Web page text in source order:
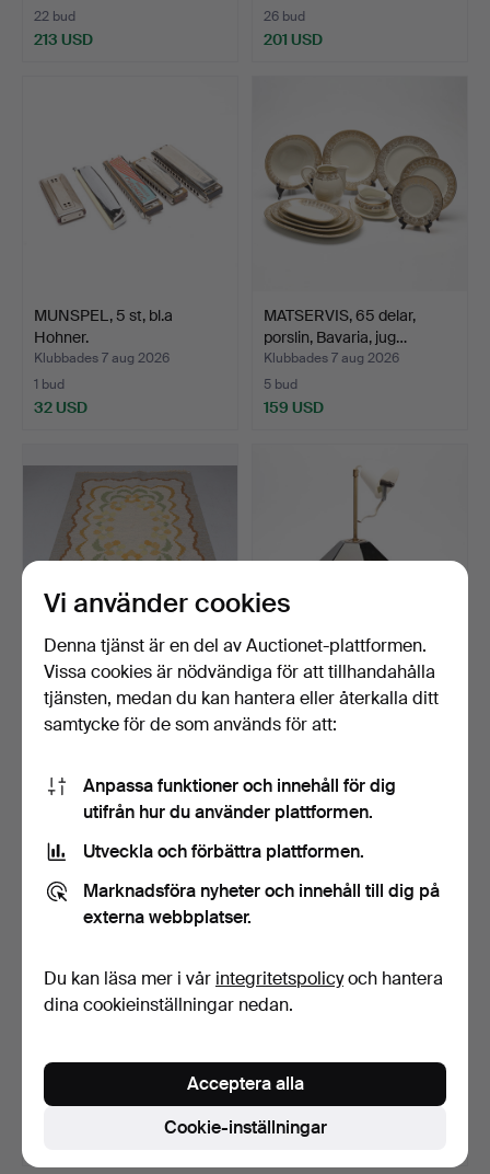
22 bud
213 USD
26 bud
201 USD
MUNSPEL, 5 st, bl.a
Hohner.
Klubbades 7 aug 2026
1 bud
32 USD
MATSERVIS, 65 delar,
porslin, Bavaria, jug…
Klubbades 7 aug 2026
5 bud
159 USD
MATTA, röllakan, Anne-
Marie Boberg.
Klubbades 7 aug 2026
32 USD
TAKLAMPA, glas, Carl
Fagerlund, Orrefors.
Klubbades 7 aug 2026
108 USD
vikt ca 185 gram.
rokokostil, 1900-tal, …
Klubbades 7 aug 2026
3 bud
180 USD
Vi använder cookies
Denna tjänst är en del av Auctionet-plattformen.
Vissa cookies är nödvändiga för att tillhandahålla
tjänsten, medan du kan hantera eller återkalla ditt
samtycke för de som används för att:
Anpassa funktioner och innehåll för dig
utifrån hur du använder plattformen.
Utveckla och förbättra plattformen.
Marknadsföra nyheter och innehåll till dig på
externa webbplatser.
Du kan läsa mer i vår integritetspolicyoch hantera
dina cookieinställningar nedan.
Cookie-inställningar
Acceptera alla